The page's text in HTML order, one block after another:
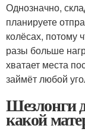
Однозначно,
планируете
колёсах, потому
разы больше
хватает места
займёт любой
Шезлонги
какой